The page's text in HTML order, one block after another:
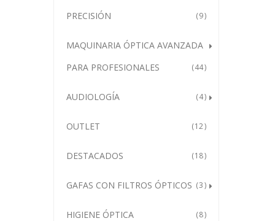
PRECISIÓN
9
MAQUINARIA ÓPTICA AVANZADA
PARA PROFESIONALES
44
AUDIOLOGÍA 4
OUTLET 12
DESTACADOS 18
GAFAS CON FILTROS ÓPTICOS 3
HIGIENE ÓPTICA 8